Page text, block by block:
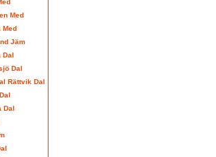
Med
Med
Jäm
Dal
Dal
Rättvik Dal
Dal